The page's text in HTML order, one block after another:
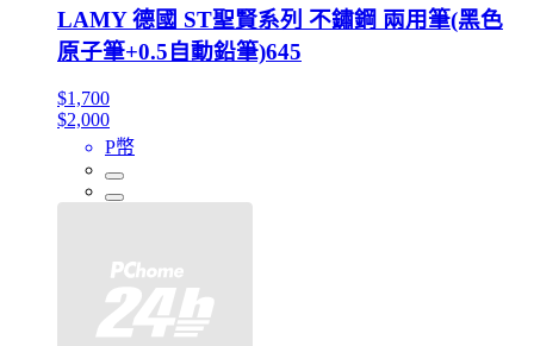
LAMY 德國 ST聖賢系列 不鏽鋼 兩用筆(黑色
原子筆+0.5自動鉛筆)645
$1,700
$2,000
P幣